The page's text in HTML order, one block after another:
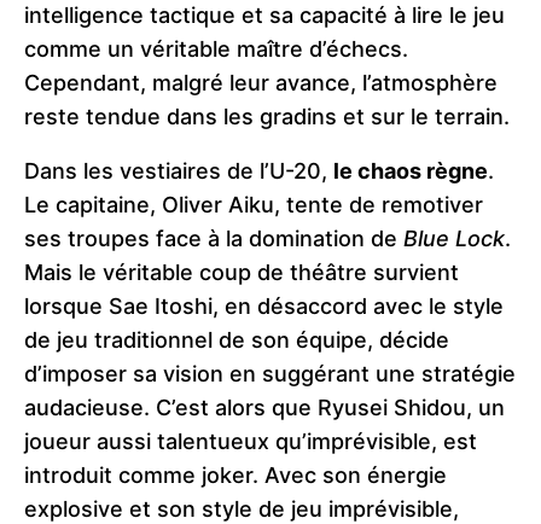
intelligence tactique et sa capacité à lire le jeu
comme un véritable maître d’échecs.
Cependant, malgré leur avance, l’atmosphère
reste tendue dans les gradins et sur le terrain.
Dans les vestiaires de l’U-20, le chaos règne.
Le capitaine, Oliver Aiku, tente de remotiver
ses troupes face à la domination de Blue Lock.
Mais le véritable coup de théâtre survient
lorsque Sae Itoshi, en désaccord avec le style
de jeu traditionnel de son équipe, décide
d’imposer sa vision en suggérant une stratégie
audacieuse. C’est alors que Ryusei Shidou, un
joueur aussi talentueux qu’imprévisible, est
introduit comme joker. Avec son énergie
explosive et son style de jeu imprévisible,